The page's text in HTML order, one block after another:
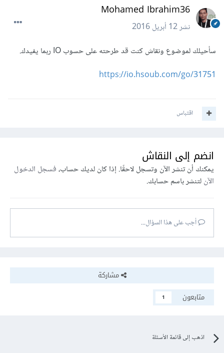
Mohamed Ibrahim36
نشر12 أبريل 2016
سأحيلك لموضوع ونقاش كنت قد طرحته على حسوب IO ربما يفيدك.
https://io.hsoub.com/go/31751
اقتباس
انضم إلى النقاش
يمكنك أن تنشر الآن وتسجل لاحقًا. إذا كان لديك حساب،فسجل الدخول
الآنلتنشر باسم حسابك.
أجب على هذا السؤال...
مشاركة
متابعون
1
اذهب إلى قائمة الأسئلة